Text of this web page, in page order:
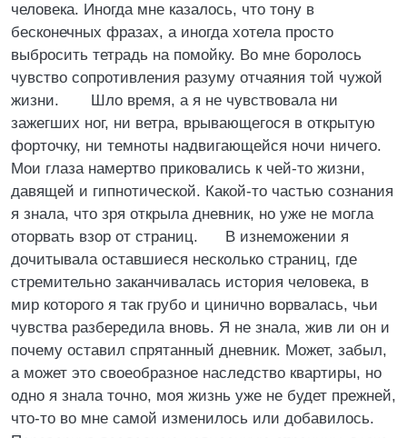
человека. Иногда мне казалось, что тону в
бесконечных фразах, а иногда хотела просто
выбросить тетрадь на помойку. Во мне боролось
чувство сопротивления разуму отчаяния той чужой
жизни. Шло время, а я не чувствовала ни
зажегших ног, ни ветра, врывающегося в открытую
форточку, ни темноты надвигающейся ночи ничего.
Мои глаза намертво приковались к чей-то жизни,
давящей и гипнотической. Какой-то частью сознания
я знала, что зря открыла дневник, но уже не могла
оторвать взор от страниц. В изнеможении я
дочитывала оставшиеся несколько страниц, где
стремительно заканчивалась история человека, в
мир которого я так грубо и цинично ворвалась, чьи
чувства разбередила вновь. Я не знала, жив ли он и
почему оставил спрятанный дневник. Может, забыл,
а может это своеобразное наследство квартиры, но
одно я знала точно, моя жизнь уже не будет прежней,
что-то во мне самой изменилось или добавилось.